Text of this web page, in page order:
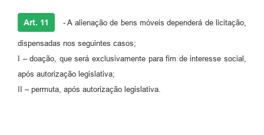
Art. 11 - A alienação de bens móveis dependerá de licitação,
dispensadas nos seguintes casos;
I – doação, que será exclusivamente para fim de interesse social,
após autorização legislativa;
II – permuta, após autorização legislativa.